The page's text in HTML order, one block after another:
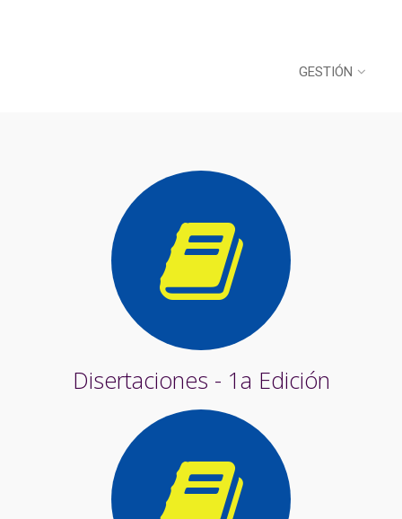
GESTIÓN
Disertaciones - 1a Edición